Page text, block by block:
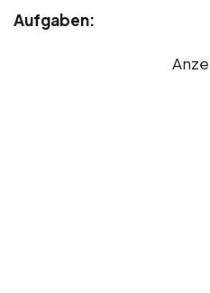
Aufgaben: